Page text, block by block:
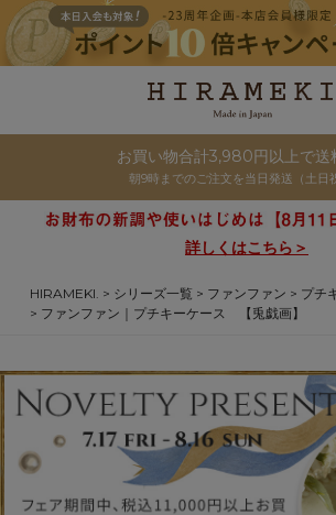
お買い物合計3,980円以上で送
朝9時までのご注文を当日発送（土日
詳しくはこちら＞
HIRAMEKI. シリーズ一覧 ファンファン
プチ
ファンファン｜プチキーケース 【兎戯画】